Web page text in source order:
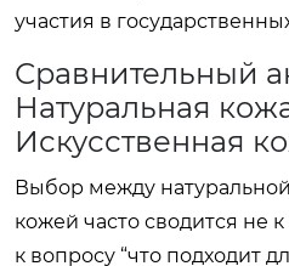
участия в
Сравнительный
Натуральная
Искусственная
Выбор между
кожей часто сводится не
к вопросу “что подходит